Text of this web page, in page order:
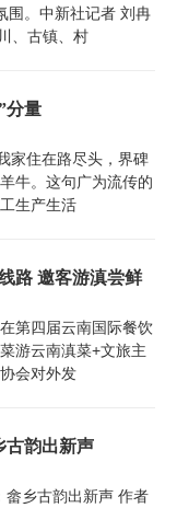
围。中新社记者 刘冉
、古镇、村
分量
家住在路尽头，界碑
牛。这句广为流传的
生产生活
路 邀客游滇尝鲜
第四届云南国际餐饮
游云南滇菜+文旅主
会对外发
古韵出新声
畲乡古韵出新声 作者